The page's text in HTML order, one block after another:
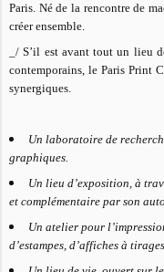
Paris. Né de la rencontre de
créer ensemble.
_/S’il est avant tout un lieu
contemporains, le Paris Print
synergiques.
Un laboratoire de
graphiques.
Un lieu d’exposition, à
et complémentaire par son
Un atelier pour
d’estampes, d’affiches à